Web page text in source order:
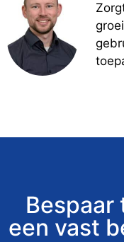
Bespaar
een vast